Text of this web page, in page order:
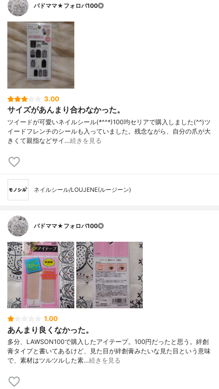
バドママ★フォロバ100◎
3.00
サイズがあんまり合わなかった。
ツイードが可愛いネイルシール(*^^*)100均セリアで購入しました(^^)ツ
イードフレンチのシールも入っていました。残念ながら、自分の爪が大
きくて親指などサイ…続きを見る
ネイルシール/LOUJENE(ルージーン)
バドママ★フォロバ100◎
1.00
あんまり良くなかった。
多分、LAWSON100で購入したアイテープ。100円だったと思う。絆創
膏タイプと書いてあるけど、見た目が絆創膏みたいな見た目という意味
で、素材はツルツルした素…続きを見る